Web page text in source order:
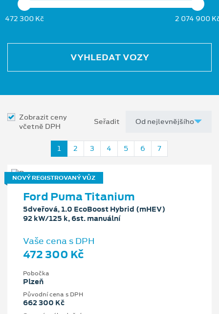
472 300 Kč 2 074 900
VYHLEDAT VOZY
Zobrazit ceny
včetně DPH
Seřadit
1 2 3 4 5 6 7
NOVÝ REGISTROVANÝ VŮZ
Ford Puma Titanium
5dveřová, 1.0 EcoBoost Hybrid (mHEV)
92 kW/125 k, 6st. manuální
Vaše cena s DPH
472 300 Kč
Pobočka
Plzeň
Původní cena s DPH
662 300 Kč